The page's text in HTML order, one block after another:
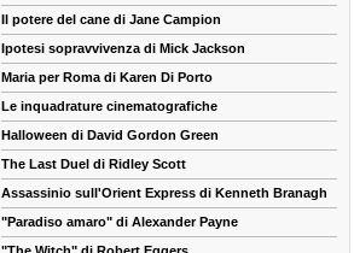
Il potere del cane di Jane Campion
Ipotesi sopravvivenza di Mick Jackson
Maria per Roma di Karen Di Porto
Le inquadrature cinematografiche
Halloween di David Gordon Green
The Last Duel di Ridley Scott
Assassinio sull'Orient Express di Kenneth Branagh
"Paradiso amaro" di Alexander Payne